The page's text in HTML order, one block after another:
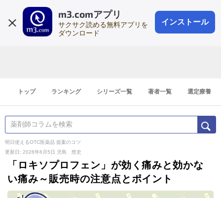
m3.comアプリ
サクサク読める無料アプリを
ダウンロード
インストール
会員登録
登録1分
トップ ランキング シリーズ一覧 著者一覧 選定療養
明日使えるOTC医薬品 提案のコツ
更新日: 2026年6月5日
児島 悠史
「ロキソプロフェン」が効く痛みと効かな
い痛み～販売時の注意点とポイント